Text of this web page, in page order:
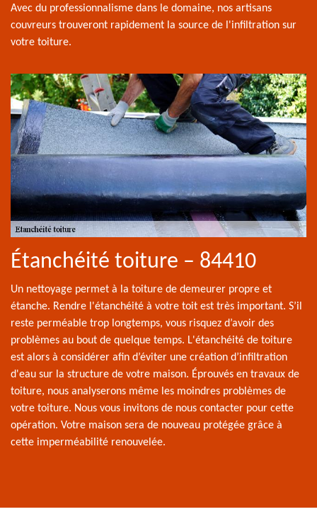
Avec du professionnalisme dans le domaine, nos artisans
couvreurs trouveront rapidement la source de l'infiltration sur
votre toiture.
Étanchéité toiture – 84410
Un nettoyage permet à la toiture de demeurer propre et
étanche. Rendre l'étanchéité à votre toit est très important. S’il
reste perméable trop longtemps, vous risquez d’avoir des
problèmes au bout de quelque temps. L'étanchéité de toiture
est alors à considérer afin d’éviter une création d’infiltration
d'eau sur la structure de votre maison. Éprouvés en travaux de
toiture, nous analyserons même les moindres problèmes de
votre toiture. Nous vous invitons de nous contacter pour cette
opération. Votre maison sera de nouveau protégée grâce à
cette imperméabilité renouvelée.